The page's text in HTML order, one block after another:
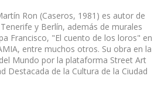
Ron (Caseros, 1981) es autor de
y Berlín, además de murales
Francisco, "El cuento de los loros" en
entre muchos otros. Su obra en la
Mundo por la plataforma Street Art
Destacada de la Cultura de la Ciudad